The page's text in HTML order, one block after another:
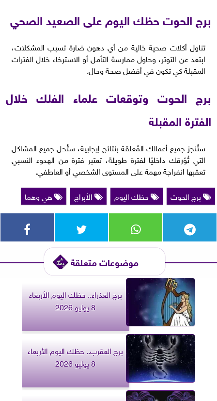
برج الحوت حظك اليوم على الصعيد الصحي
تناول أكلات صحية خالية من أي دهون ضارة تسبب المشكلات،
ابتعد عن التوتر، وحاول ممارسة التأمل أو الاسترخاء خلال الفترات
المقبلة كي تكون في أفضل صحة وحال.
برج الحوت وتوقعات علماء الفلك خلال
الفترة المقبلة
ستُنجز جميع أعمالك المُعلقة بنتائج إيجابية، ستُحل جميع المشاكل
التي تُؤرقك داخليًا لفترة طويلة، تعتبر فترة من الهدوء النسبي
تعقبها انفراجة مهمة على المستوى الشخصي أو العاطفي.
برج الحوت
حظك اليوم الأبراج هي وهما
موضوعات متعلقة
برج العذراء.. حظك اليوم الأربعاء
8 يوليو 2026
برج العقرب.. حظك اليوم الأربعاء
8 يوليو 2026